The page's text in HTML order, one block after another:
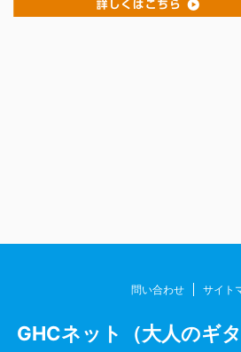
問い合わせ サイト
GHCネット（大人のギ